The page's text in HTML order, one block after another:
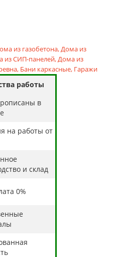
из газобетона,Дома из
из СИП-панелей,Дома из
Бани каркасные, Гаражи
работы
в
на работы от
и склад
0%